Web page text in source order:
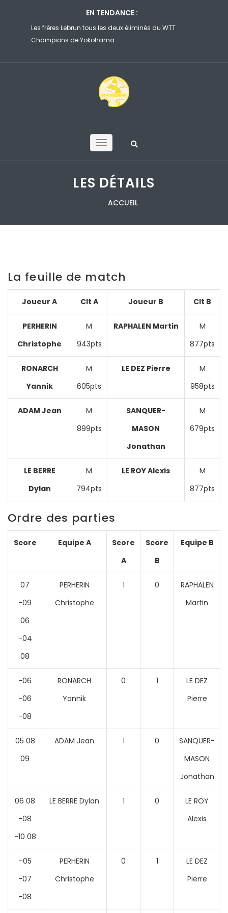
EN TENDANCE :
Les frères Lebrun tous les deux éliminés du WTT
Champions de Yokohama
LES DÉTAILS
ACCUEIL
La feuille de match
Joueur A Clt A Joueur B Clt B
PERHERIN
Christophe
M
943pts
RAPHALEN Martin
M
877pts
RONARCH
Yannik
M
605pts
LE DEZ Pierre
M
958pts
ADAM Jean
M
899pts
SANQUER-
MASON
Jonathan
M
679pts
LE BERRE
Dylan
M
794pts
LE ROY Alexis
M
877pts
Ordre des parties
Score Equipe A
Score
A
Score
B
Equipe B
07
-09
06
-04
08
PERHERIN
Christophe
1 0
RAPHALEN
Martin
-06
-06
-08
RONARCH
Yannik
0 1
LE DEZ
Pierre
05 08
09
ADAM Jean 1 0
SANQUER-
MASON
Jonathan
06 08
-08
-10 08
LE BERRE Dylan 1 0
LE ROY
Alexis
-05
-07
-08
PERHERIN
Christophe
0 1
LE DEZ
Pierre